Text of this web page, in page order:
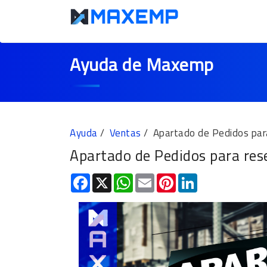
Ayuda de Maxemp
Ayuda Ventas Apartado de Pedidos
Apartado de Pedidos para
Facebook
X WhatsApp
EmailPinterest